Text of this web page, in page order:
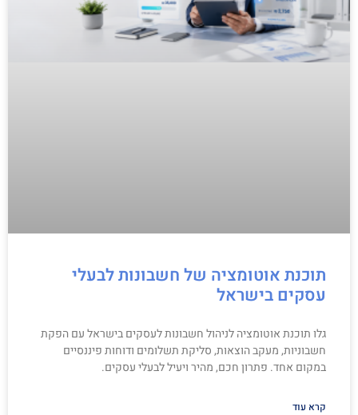
תוכנת אוטומציה של חשבונות לבעלי
עסקים בישראל
גלו תוכנת אוטומציה לניהול חשבונות לעסקים בישראל עם הפקת
חשבוניות, מעקב הוצאות, סליקת תשלומים ודוחות פיננסיים
במקום אחד. פתרון חכם, מהיר ויעיל לבעלי עסקים.
קרא עוד